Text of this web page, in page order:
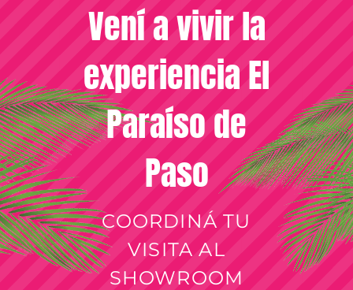
Vení a vivir la
experiencia El
Paraíso de
Paso
COORDINÁ TU
VISITA AL
SHOWROOM